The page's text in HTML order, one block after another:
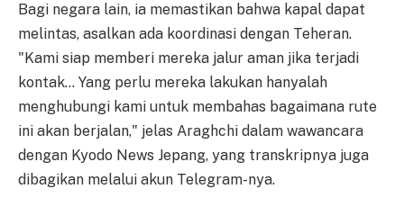
Bagi negara lain, ia memastikan bahwa kapal dapat
melintas, asalkan ada koordinasi dengan Teheran.
"Kami siap memberi mereka jalur aman jika terjadi
kontak… Yang perlu mereka lakukan hanyalah
menghubungi kami untuk membahas bagaimana rute
ini akan berjalan," jelas Araghchi dalam wawancara
dengan Kyodo News Jepang, yang transkripnya juga
dibagikan melalui akun Telegram-nya.